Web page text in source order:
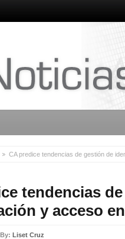
CA predice tendencias de gestión de
tendencias
y acceso
By: Liset Cruz